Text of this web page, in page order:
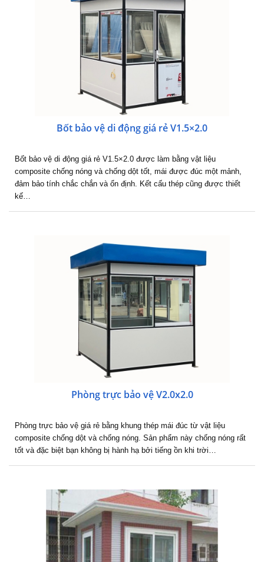
Bốt bảo vệ di động giá rẻ V1.5×2.0
Bốt bảo vệ di động giá rẻ V1.5×2.0 được làm bằng vật liệu
composite chống nóng và chống dột tốt, mái được đúc một mảnh,
đảm bảo tính chắc chắn và ổn định. Kết cấu thép cũng được thiết
kế…
Phòng trực bảo vệ V2.0x2.0
Phòng trực bảo vệ giá rẻ bằng khung thép mái đúc từ vật liệu
composite chống dột và chống nóng. Sản phẩm này chống nóng rất
tốt và đặc biệt bạn không bị hành hạ bởi tiếng ồn khi trời…